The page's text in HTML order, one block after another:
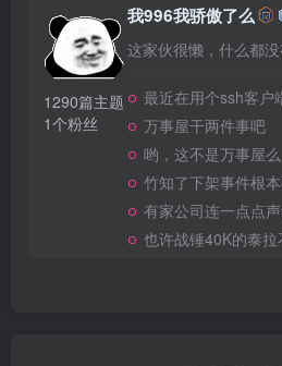
1290篇主题
1个粉丝
我996我骄傲了么
这家伙很懒，什么都
最近在用个ssh客户
万事屋干两件事吧
哟，这不是万事屋么
竹知了下架事件根
有家公司连一点点声音不允许发出，
也许战锤40K的泰拉